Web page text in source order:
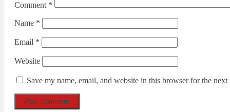
Comment *
Name *
Email *
Website
Save my name, email, and website in this browser for the